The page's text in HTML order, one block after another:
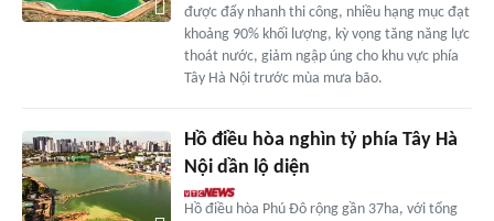
được đẩy nhanh thi công, nhiều hạng mục đạt
khoảng 90% khối lượng, kỳ vọng tăng năng lực
thoát nước, giảm ngập úng cho khu vực phía
Tây Hà Nội trước mùa mưa bão.
Hồ điều hòa nghìn tỷ phía Tây Hà
Nội dần lộ diện
Hồ điều hòa Phú Đô rộng gần 37ha, với tổng